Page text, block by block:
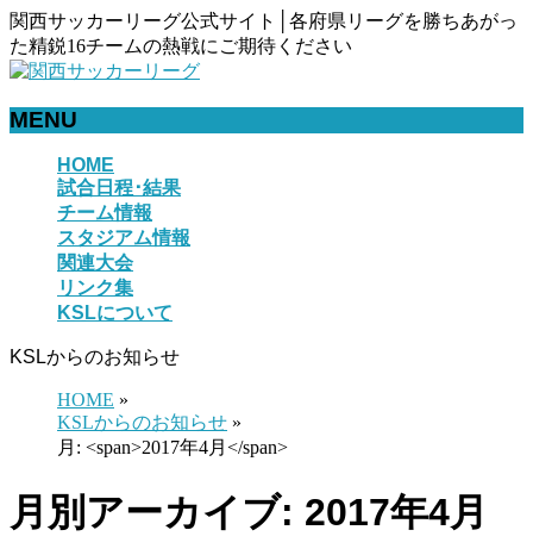
関西サッカーリーグ公式サイト│各府県リーグを勝ちあがっ
た精鋭16チームの熱戦にご期待ください
MENU
HOME
試合日程･結果
チーム情報
スタジアム情報
関連大会
リンク集
KSLについて
KSLからのお知らせ
HOME »
KSLからのお知らせ »
月: <span>2017年4月</span>
月別アーカイブ: 2017年4月